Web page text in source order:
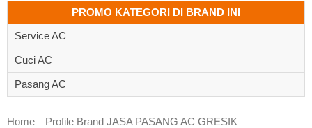
PROMO KATEGORI DI BRAND INI
Service AC
Cuci AC
Pasang AC
Home
Profile Brand JASA PASANG AC GRESIK